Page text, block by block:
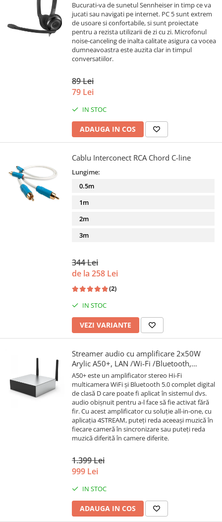
Bucurati-va de sunetul Sennheiser in timp ce va
jucati sau navigati pe internet. PC 5 sunt extrem
de usoare si confortabile, si sunt proiectate
pentru a rezista utilizarii de zi cu zi. Microfonul
noise-canceling de inalta calitate asigura ca vocea
dumneavoastra este auzita clar in timpul
conversatiilor.
89 Lei
79 Lei
IN STOC
ADAUGA IN COS
Cablu Interconect RCA Chord C-line
Lungime:
0.5m
1m
2m
3m
344 Lei
de la 258 Lei
(2)
IN STOC
VEZI VARIANTE
Streamer audio cu amplificare 2x50W
Arylic A50+, LAN /Wi-Fi /Bluetooth,
24bit/192kHz, Multiroom
A50+ este un amplificator stereo Hi-Fi
multicamera WiFi și Bluetooth 5.0 complet digital
de clasă D care poate fi aplicat în sistemul dvs.
audio obișnuit pentru a-l face să fie activat fără
fir. Cu acest amplificator cu soluție all-in-one, cu
aplicația 4STREAM, puteți reda aceeași muzică în
fiecare cameră în sincronizare sau puteți reda
muzică diferită în camere diferite.
1.399 Lei
999 Lei
IN STOC
ADAUGA IN COS